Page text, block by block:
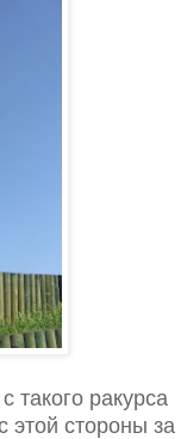
такого ракурса
этой стороны за